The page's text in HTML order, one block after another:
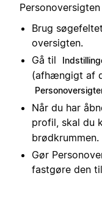
Brug
oversigten.
Gå til
(afhængigt af
Når du har
profil, skal du
brødkrummen.
Gør
fastgøre den